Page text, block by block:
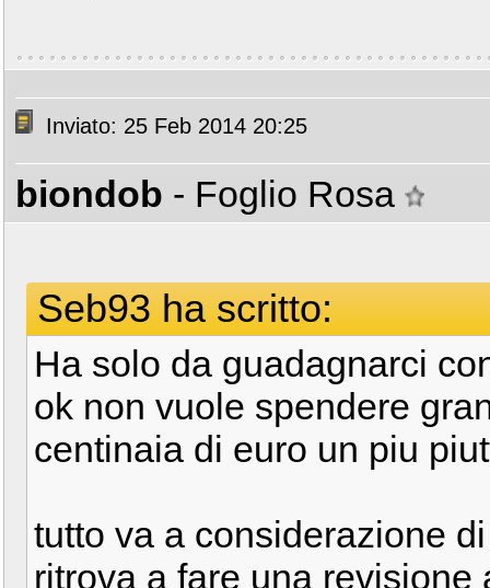
Inviato: 25 Feb 2014 20:25
biondob - Foglio Rosa
Seb93 ha scritto:
Ha solo da guadagnarci
ok non vuole spendere
centinaia di euro un piu
tutto va a considerazione
ritrova a fare una